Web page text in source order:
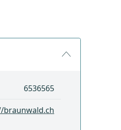
6536565
braunwald.ch